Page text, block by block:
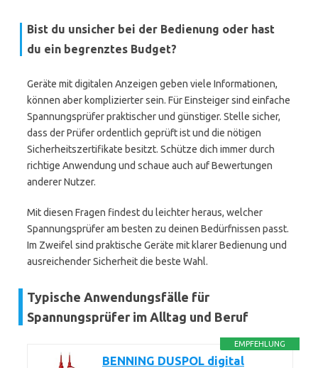
Bist du unsicher bei der Bedienung oder hast
du ein begrenztes Budget?
Geräte mit digitalen Anzeigen geben viele Informationen,
können aber komplizierter sein. Für Einsteiger sind einfache
Spannungsprüfer praktischer und günstiger. Stelle sicher,
dass der Prüfer ordentlich geprüft ist und die nötigen
Sicherheitszertifikate besitzt. Schütze dich immer durch
richtige Anwendung und schaue auch auf Bewertungen
anderer Nutzer.
Mit diesen Fragen findest du leichter heraus, welcher
Spannungsprüfer am besten zu deinen Bedürfnissen passt.
Im Zweifel sind praktische Geräte mit klarer Bedienung und
ausreichender Sicherheit die beste Wahl.
Typische Anwendungsfälle für
Spannungsprüfer im Alltag und Beruf
EMPFEHLUNG
BENNING DUSPOL digital